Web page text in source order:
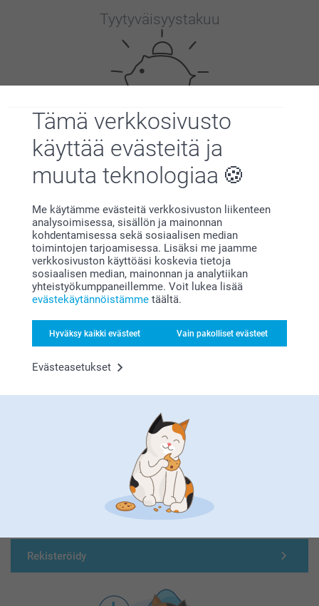
Tämä verkkosivusto
käyttää evästeitä ja
muuta teknologiaa
Me käytämme evästeitä verkkosivuston liikenteen
analysoimisessa, sisällön ja mainonnan
kohdentamisessa sekä sosiaalisen median
toimintojen tarjoamisessa. Lisäksi me jaamme
verkkosivuston käyttöäsi koskevia tietoja
sosiaalisen median, mainonnan ja analytiikan
yhteistyökumppaneillemme. Voit lukea lisää
evästekäytännöistämme täältä.
Hyväksy kaikki evästeet Vain pakolliset evästeet
Evästeasetukset
Tyytyväisyystakuu
Bonusta kaikista tilauksista
Etsitkö inspiraatiota?
Olemme täällä sinun vuoksesi
Tilaa uutiskirje
Kirjoita sähköpostiosoitteesi tähän
Rekisteröidy